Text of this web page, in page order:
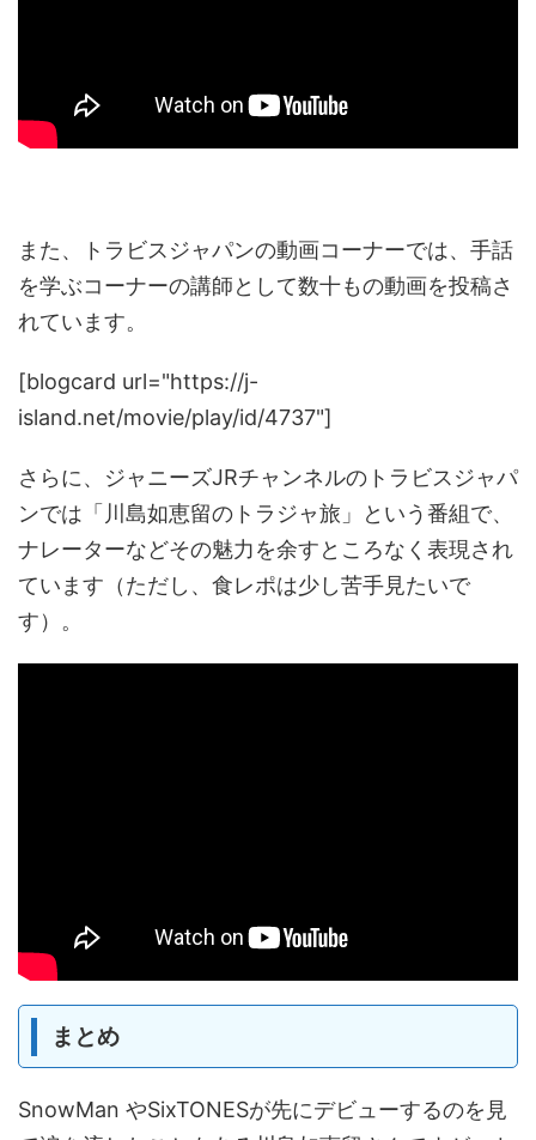
また、トラビスジャパンの動画コーナーでは、手話
を学ぶコーナーの講師として数十もの動画を投稿さ
れています。
[blogcard url="https://j-
island.net/movie/play/id/4737"]
さらに、ジャニーズJRチャンネルのトラビスジャパ
ンでは「川島如恵留のトラジャ旅」という番組で、
ナレーターなどその魅力を余すところなく表現され
ています（ただし、食レポは少し苦手見たいで
す）。
まとめ
SnowMan やSixTONESが先にデビューするのを見